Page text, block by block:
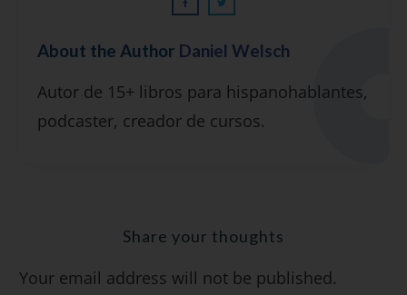
Suscríbete y recibirás 2 o 3 lecciones
gratuitas por semana, además de la guía
"7 errores comunes al hablar inglés (y
About the Author Daniel Welsch
Autor de 15+ libros para hispanohablantes,
podcaster, creador de cursos.
Share your thoughts
Your email address will not be published.